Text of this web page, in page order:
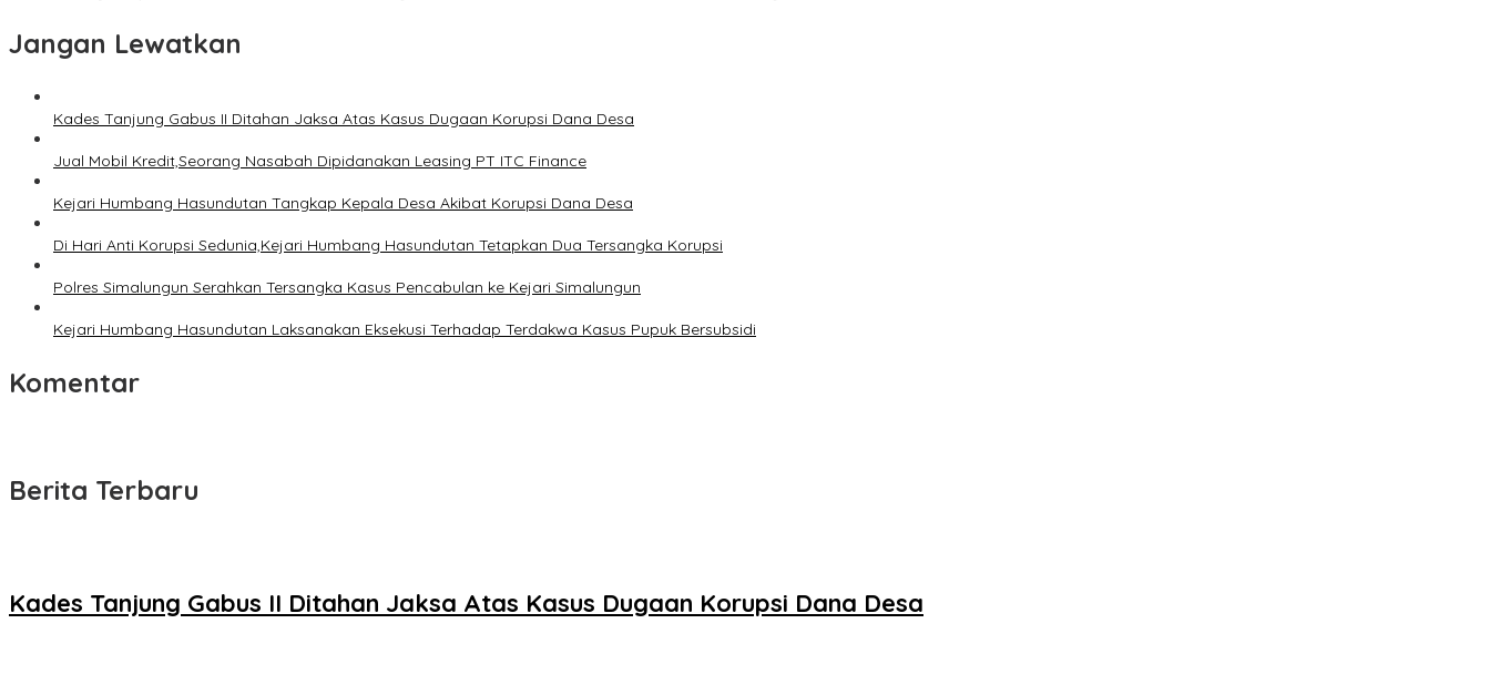
Jangan Lewatkan
Kades Tanjung Gabus II Ditahan Jaksa Atas Kasus Dugaan Korupsi Dana Desa
Jual Mobil Kredit,Seorang Nasabah Dipidanakan Leasing PT ITC Finance
Kejari Humbang Hasundutan Tangkap Kepala Desa Akibat Korupsi Dana Desa
Di Hari Anti Korupsi Sedunia,Kejari Humbang Hasundutan Tetapkan Dua Tersangka Korupsi
Polres Simalungun Serahkan Tersangka Kasus Pencabulan ke Kejari Simalungun
Kejari Humbang Hasundutan Laksanakan Eksekusi Terhadap Terdakwa Kasus Pupuk Bersubsidi
Komentar
Berita Terbaru
Kades Tanjung Gabus II Ditahan Jaksa Atas Kasus Dugaan Korupsi Dana Desa